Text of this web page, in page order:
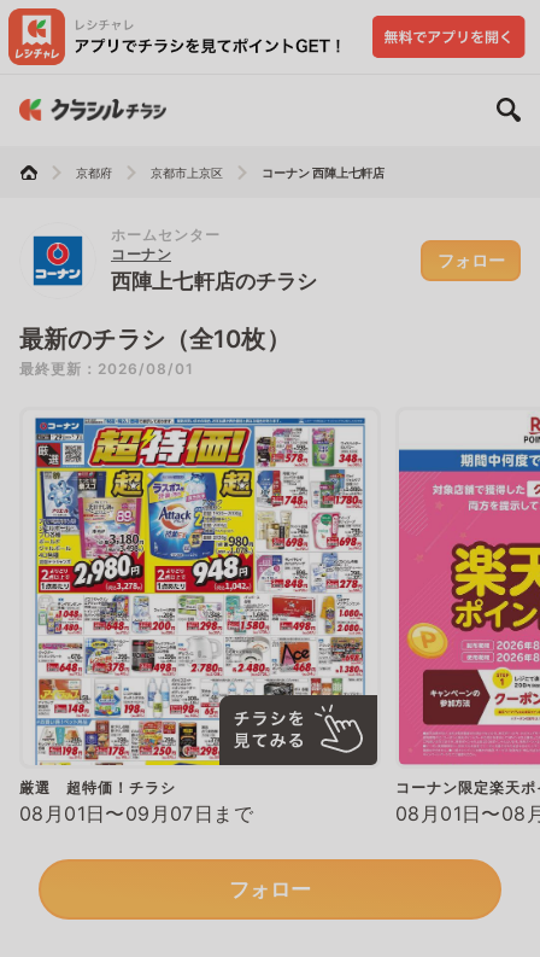
京都府 京都市上京区 コーナン 西陣上七軒店
ホームセンター
コーナン
西陣上七軒店のチラシ
フォロー
最新のチラシ（全10枚）
最終更新：2026/08/01
厳選 超特価！チラシ
08月01日〜09月07日まで
コーナン限定楽天
08月01日〜08
フォロー